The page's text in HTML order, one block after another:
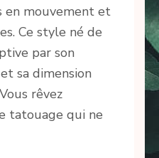
en mouvement et
Ce style né de
par son
sa dimension
rêvez
tatouage qui ne